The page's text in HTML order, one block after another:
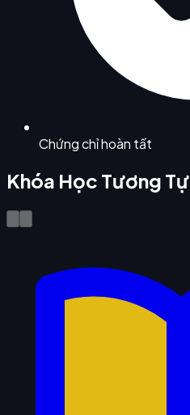
Chứng chỉ hoàn tất
Khóa Học Tương Tự